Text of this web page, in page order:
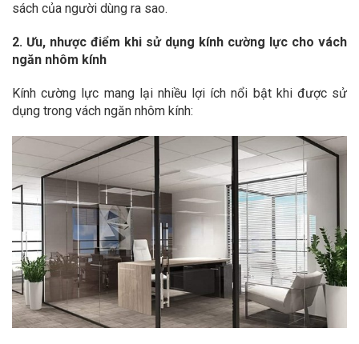
sách của người dùng ra sao.
2. Ưu, nhược điểm khi sử dụng kính cường lực cho vách
ngăn nhôm kính
Kính cường lực mang lại nhiều lợi ích nổi bật khi được sử
dụng trong vách ngăn nhôm kính: